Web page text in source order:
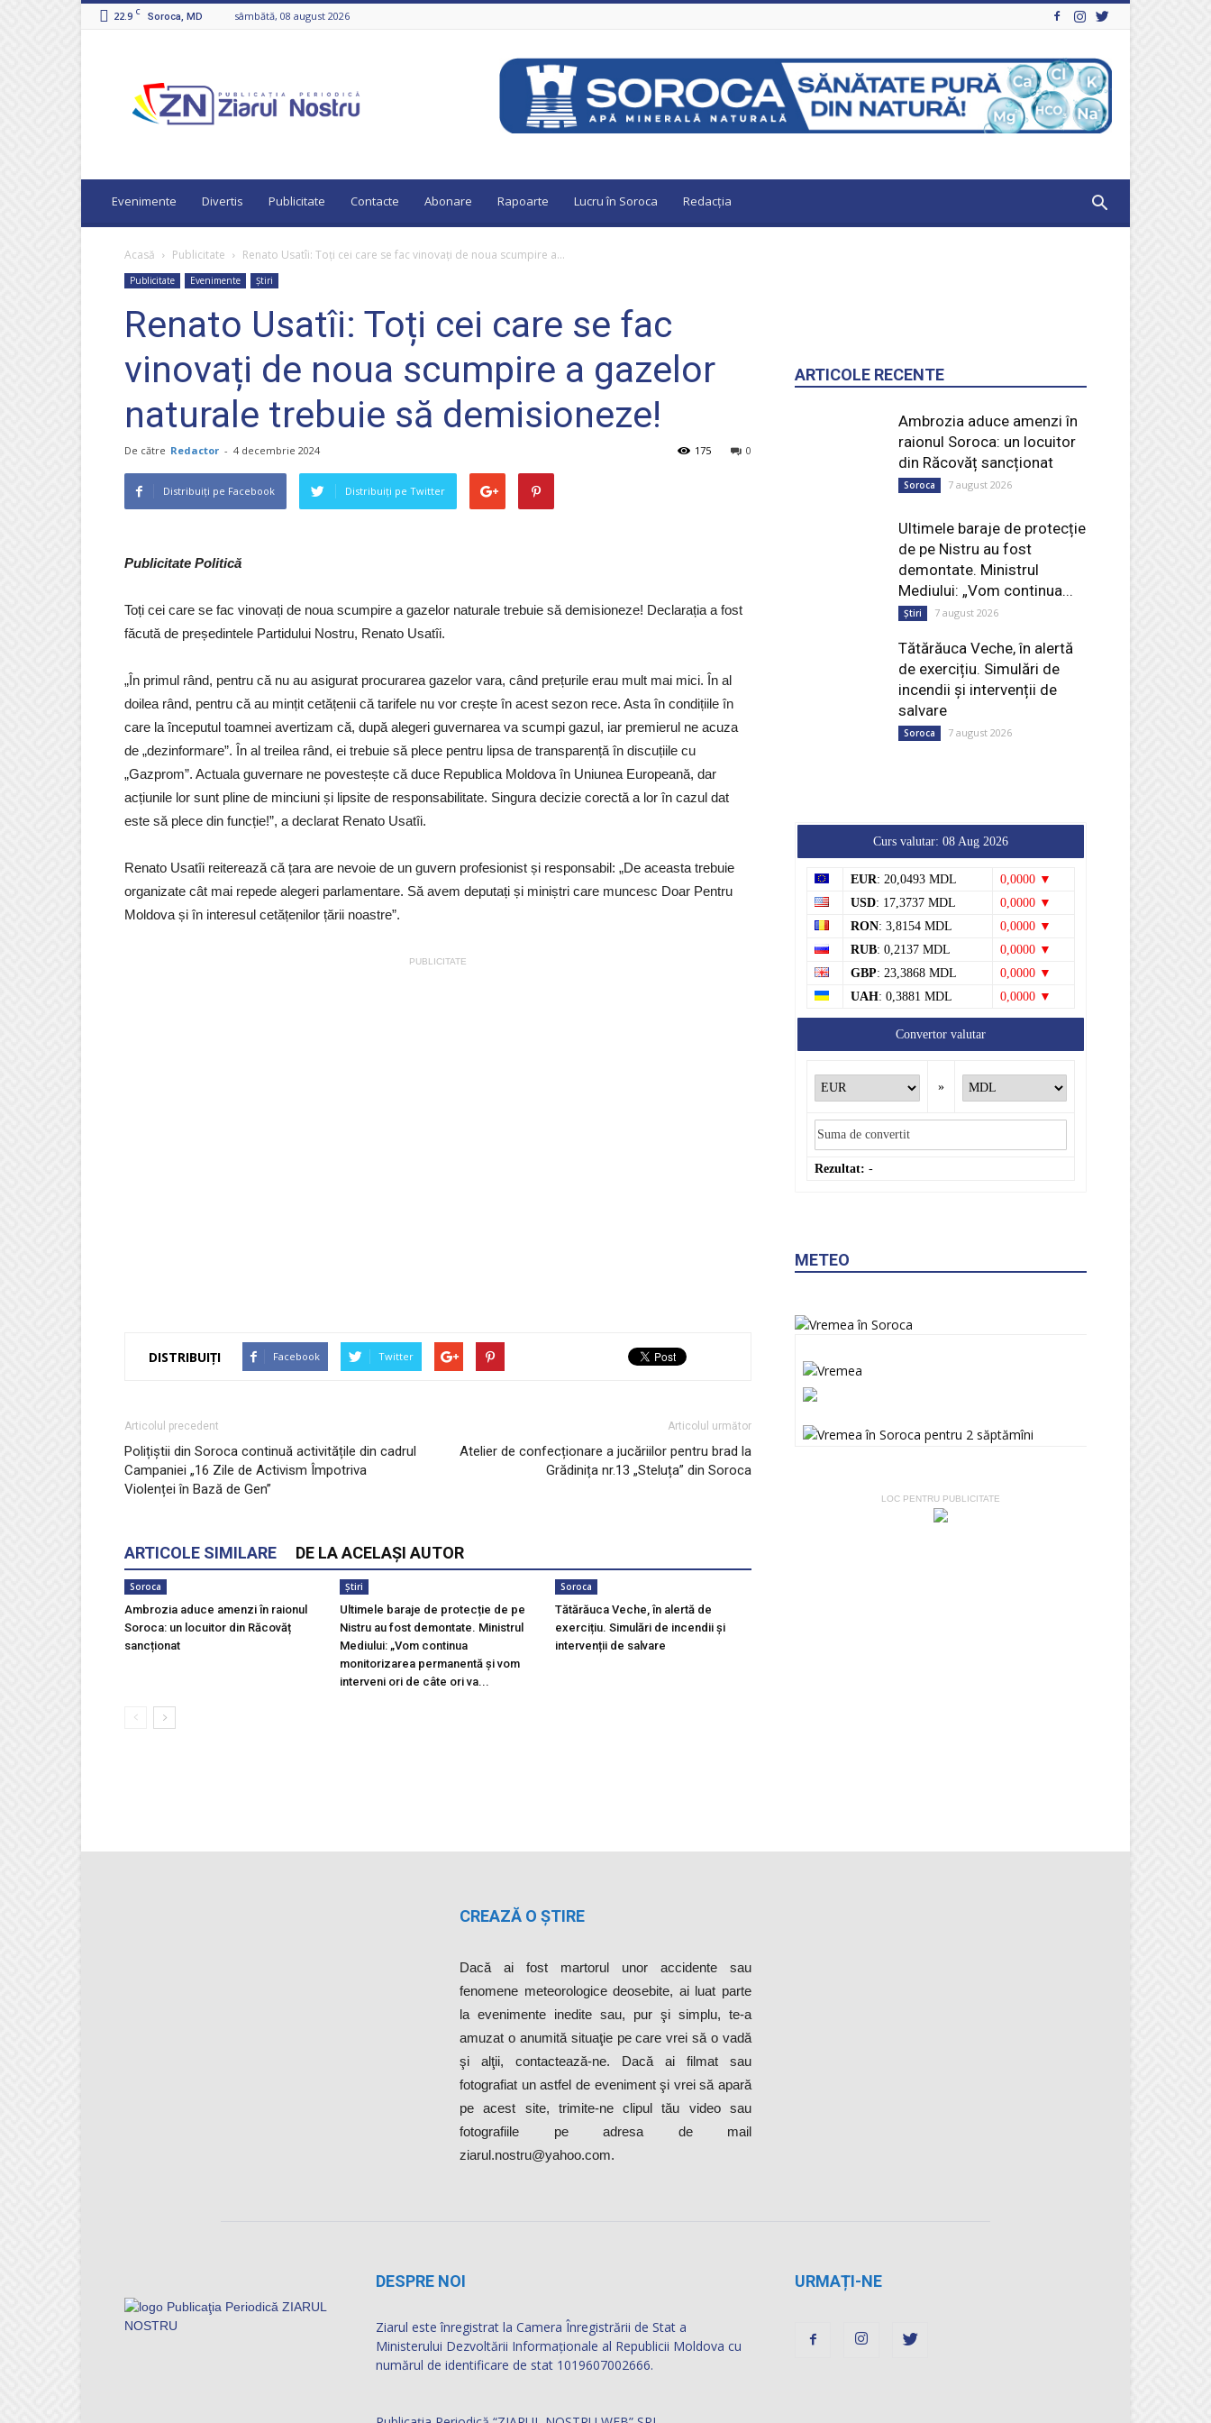
22.9 C Soroca, MD sâmbătă, 08 august 2026
Nostru
Evenimente Divertis Publicitate Contacte Abonare Rapoarte Lucru în Soroca Redacția
Acasă Publicitate Renato Usatîi: Toți cei care se fac vinovați de noua scumpire a...
Publicitate Evenimente Știri
Renato Usatîi: Toți cei care se fac
vinovați de noua scumpire a gazelor
naturale trebuie să demisioneze!
De către Redactor - 4 decembrie 2024 0
175
Distribuiți pe Facebook Distribuiți pe Twitter
Publicitate Politică
Toți cei care se fac vinovați de noua scumpire a gazelor naturale trebuie să demisioneze! Declarația a fost
făcută de președintele Partidului Nostru, Renato Usatîi.
„În primul rând, pentru că nu au asigurat procurarea gazelor vara, când prețurile erau mult mai mici. În al
doilea rând, pentru că au mințit cetățenii că tarifele nu vor crește în acest sezon rece. Asta în condițiile în
care la începutul toamnei avertizam că, după alegeri guvernarea va scumpi gazul, iar premierul ne acuza
de „dezinformare”. În al treilea rând, ei trebuie să plece pentru lipsa de transparență în discuțiile cu
„Gazprom”. Actuala guvernare ne povestește că duce Republica Moldova în Uniunea Europeană, dar
acțiunile lor sunt pline de minciuni și lipsite de responsabilitate. Singura decizie corectă a lor în cazul dat
este să plece din funcție!”, a declarat Renato Usatîi.
Renato Usatîi reiterează că țara are nevoie de un guvern profesionist și responsabil: „De aceasta trebuie
organizate cât mai repede alegeri parlamentare. Să avem deputați și miniștri care muncesc Doar Pentru
Moldova și în interesul cetățenilor țării noastre”.
PUBLICITATE
DISTRIBUIȚI Facebook Twitter
Articolul precedent
Polițiștii din Soroca continuă activitățile din cadrul
Campaniei „16 Zile de Activism Împotriva
Violenței în Bază de Gen”
Articolul următor
Atelier de confecționare a jucăriilor pentru brad la
Grădinița nr.13 „Steluța” din Soroca
ARTICOLE SIMILARE DE LA ACELAȘI AUTOR
Soroca
Ambrozia aduce amenzi în raionul
Soroca: un locuitor din Răcovăț
sancționat
Știri
Ultimele baraje de protecție de pe
Nistru au fost demontate. Ministrul
Mediului: „Vom continua
monitorizarea permanentă și vom
interveni ori de câte ori va...
Soroca
Tătărăuca Veche, în alertă de
exercițiu. Simulări de incendii și
intervenții de salvare
ARTICOLE RECENTE
Ambrozia aduce amenzi în
raionul Soroca: un locuitor
din Răcovăț sancționat
Soroca 7 august 2026
Ultimele baraje de protecție
de pe Nistru au fost
demontate. Ministrul
Mediului: „Vom continua...
Știri 7 august 2026
Tătărăuca Veche, în alertă
de exercițiu. Simulări de
incendii și intervenții de
salvare
Soroca 7 august 2026
Curs valutar: 08 Aug 2026
EUR: 20,0493 MDL
0,0000 ▼
USD: 17,3737 MDL
0,0000 ▼
RON: 3,8154 MDL
0,0000 ▼
RUB: 0,2137 MDL
0,0000 ▼
GBP: 23,3868 MDL
0,0000 ▼
UAH: 0,3881 MDL 0,0000 ▼
Convertor valutar
»
Rezultat: -
METEO
LOC PENTRU PUBLICITATE
CREAZĂ O ȘTIRE
Dacă ai fost martorul unor accidente sau
fenomene meteorologice deosebite, ai luat parte
la evenimente inedite sau, pur şi simplu, te-a
amuzat o anumită situaţie pe care vrei să o vadă
şi alţii, contactează-ne. Dacă ai filmat sau
fotografiat un astfel de eveniment şi vrei să apară
pe acest site, trimite-ne clipul tău video sau
fotografiile pe adresa de mail
ziarul.nostru@yahoo.com.
DESPRE NOI
Ziarul este înregistrat la Camera Înregistrării de Stat a
Ministerului Dezvoltării Informaţionale al Republicii Moldova cu
numărul de identificare de stat 1019607002666.
URMAȚI-NE